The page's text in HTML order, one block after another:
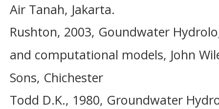
Air Tanah, Jakarta.
Rushton, 2003, Goundwater
and computational models, John
Sons, Chichester
Todd D.K., 1980, Groundwater